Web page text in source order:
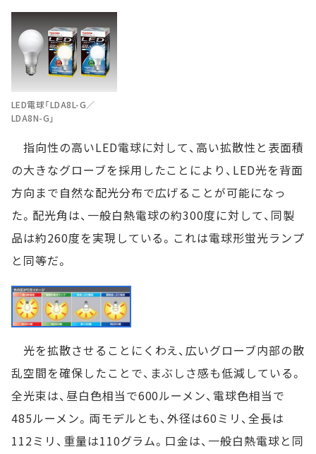
LED電球「LDA8L-G／
LDA8N-G」
指向性の高いLED電球に対して、高い拡散性と表面積
の大きなグローブを採用したことにより、LED光を背面
方向まで自然な配光分布で広げることが可能になっ
た。配光角は、一般白熱電球の約300度に対して、同製
品は約260度を実現している。これは電球形蛍光ランプ
と同等だ。
光を拡散させることにくわえ、広いグローブ内部の散
乱空間を確保したことで、まぶしさ感も低減している。
全光束は、昼白色相当で600ルーメン、電球色相当で
485ルーメン。両モデルとも、外径は60ミリ、全長は
112ミリ、重量は110グラム。口金は、一般白熱電球と同